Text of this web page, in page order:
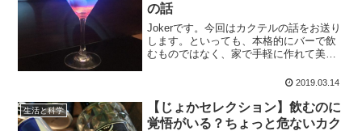
の話
Jokerです。今回はカクテルの話をお送り
します。といっても、本格的にバーで飲
むものではなく、家で手軽に作れて美味
ルを紹介します。機材も要らないスタン
でしょうか。
2019.03.14
生活と科学
【じょかセレクション】飲むのに
覚悟がいる？ちょっと危ないカク